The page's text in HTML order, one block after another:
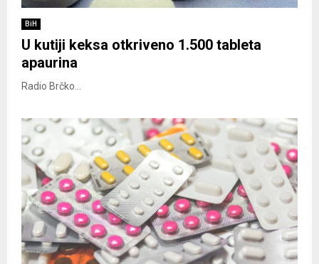
BiH
U kutiji keksa otkriveno 1.500 tableta
apaurina
Radio Brčko...